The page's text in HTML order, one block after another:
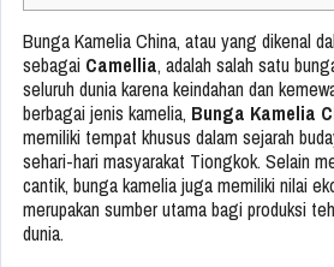
Bunga Kamelia China, atau yang dikenal
sebagai Camellia, adalah salah satu
seluruh dunia karena keindahan dan
berbagai jenis kamelia, Bunga Kamelia
memiliki tempat khusus dalam sejarah
sehari-hari masyarakat Tiongkok. Selain
cantik, bunga kamelia juga memiliki nilai
merupakan sumber utama bagi produksi
dunia.